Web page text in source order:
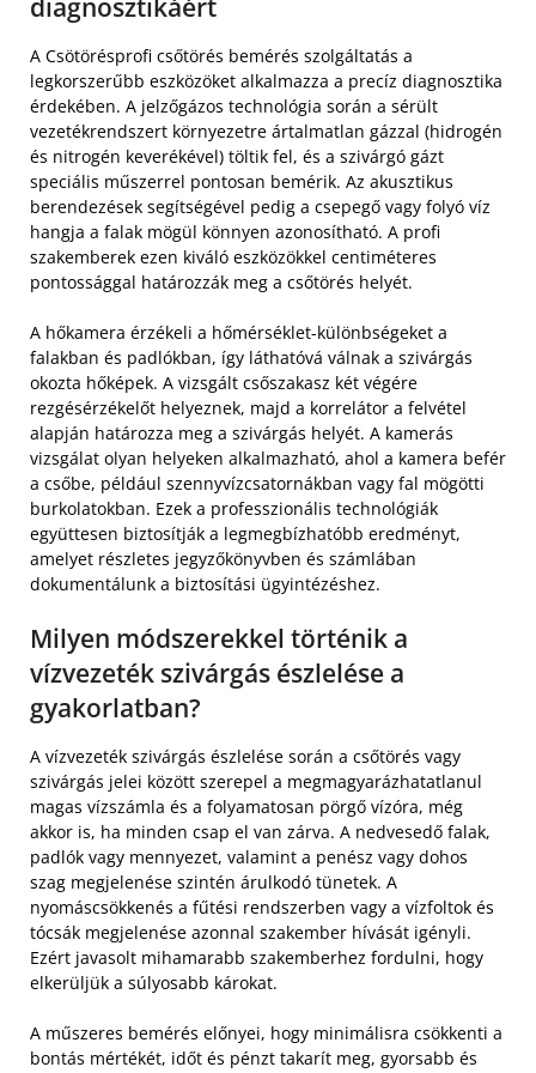
diagnosztikáért
A Csötörésprofi csőtörés bemérés szolgáltatás a
legkorszerűbb eszközöket alkalmazza a precíz diagnosztika
érdekében. A jelzőgázos technológia során a sérült
vezetékrendszert környezetre ártalmatlan gázzal (hidrogén
és nitrogén keverékével) töltik fel, és a szivárgó gázt
speciális műszerrel pontosan bemérik. Az akusztikus
berendezések segítségével pedig a csepegő vagy folyó víz
hangja a falak mögül könnyen azonosítható. A profi
szakemberek ezen kiváló eszközökkel centiméteres
pontossággal határozzák meg a csőtörés helyét.
A hőkamera érzékeli a hőmérséklet-különbségeket a
falakban és padlókban, így láthatóvá válnak a szivárgás
okozta hőképek. A vizsgált csőszakasz két végére
rezgésérzékelőt helyeznek, majd a korrelátor a felvétel
alapján határozza meg a szivárgás helyét. A kamerás
vizsgálat olyan helyeken alkalmazható, ahol a kamera befér
a csőbe, például szennyvízcsatornákban vagy fal mögötti
burkolatokban. Ezek a professzionális technológiák
együttesen biztosítják a legmegbízhatóbb eredményt,
amelyet részletes jegyzőkönyvben és számlában
dokumentálunk a biztosítási ügyintézéshez.
Milyen módszerekkel történik a
vízvezeték szivárgás észlelése a
gyakorlatban?
A vízvezeték szivárgás észlelése során a csőtörés vagy
szivárgás jelei között szerepel a megmagyarázhatatlanul
magas vízszámla és a folyamatosan pörgő vízóra, még
akkor is, ha minden csap el van zárva. A nedvesedő falak,
padlók vagy mennyezet, valamint a penész vagy dohos
szag megjelenése szintén árulkodó tünetek. A
nyomáscsökkenés a fűtési rendszerben vagy a vízfoltok és
tócsák megjelenése azonnal szakember hívását igényli.
Ezért javasolt mihamarabb szakemberhez fordulni, hogy
elkerüljük a súlyosabb károkat.
A műszeres bemérés előnyei, hogy minimálisra csökkenti a
bontás mértékét, időt és pénzt takarít meg, gyorsabb és